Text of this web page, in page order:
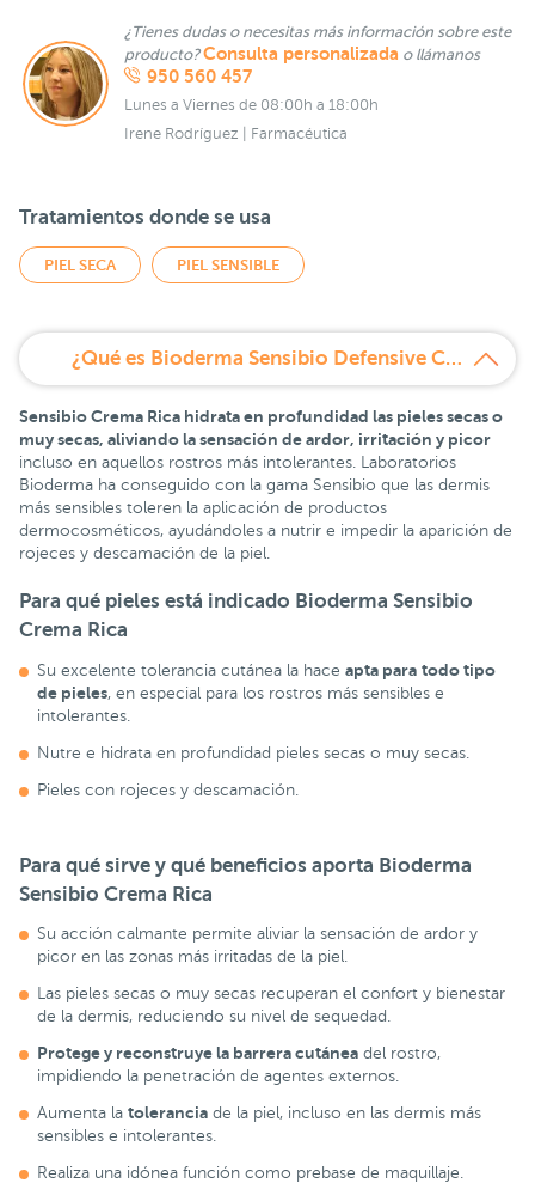
¿Tienes dudas o necesitas más información sobre este
producto?Consulta personalizada o llámanos
950 560 457
Lunes a Viernes de 08:00h a 18:00h
Irene Rodríguez | Farmacéutica
Tratamientos donde se usa
PIEL SECA PIEL SENSIBLE
¿Qué es Bioderma Sensibio Defensive Crema Rica Hidratante 40 ml?
Sensibio Crema Rica hidrata en profundidad las pieles secas o
muy secas, aliviando la sensación de ardor, irritación y picor
incluso en aquellos rostros más intolerantes. Laboratorios
Bioderma ha conseguido con la gama Sensibio que las dermis
más sensibles toleren la aplicación de productos
dermocosméticos, ayudándoles a nutrir e impedir la aparición de
rojeces y descamación de la piel.
Para qué pieles está indicado Bioderma Sensibio
Crema Rica
Su excelente tolerancia cutánea la hace apta para todo tipo
de pieles, en especial para los rostros más sensibles e
intolerantes.
Nutre e hidrata en profundidad pieles secas o muy secas.
Pieles con rojeces y descamación.
Para qué sirve y qué beneficios aporta Bioderma
Sensibio Crema Rica
Su acción calmante permite aliviar la sensación de ardor y
picor en las zonas más irritadas de la piel.
Las pieles secas o muy secas recuperan el confort y bienestar
de la dermis, reduciendo su nivel de sequedad.
Protege y reconstruye la barrera cutánea del rostro,
impidiendo la penetración de agentes externos.
Aumenta la tolerancia de la piel, incluso en las dermis más
sensibles e intolerantes.
Realiza una idónea función como prebase de maquillaje.